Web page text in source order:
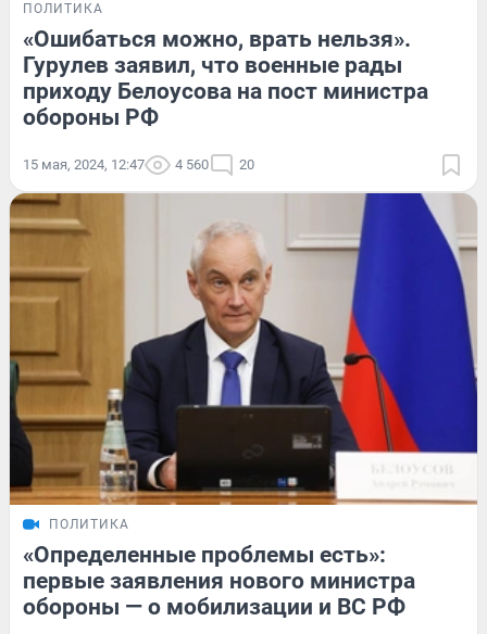
ПОЛИТИКА
«Ошибаться можно, врать нельзя».
Гурулев заявил, что военные рады
приходу Белоусова на пост министра
обороны РФ
15 мая, 2024, 12:47 4 560 20
ПОЛИТИКА
«Определенные проблемы есть»:
первые заявления нового министра
обороны — о мобилизации и ВС РФ